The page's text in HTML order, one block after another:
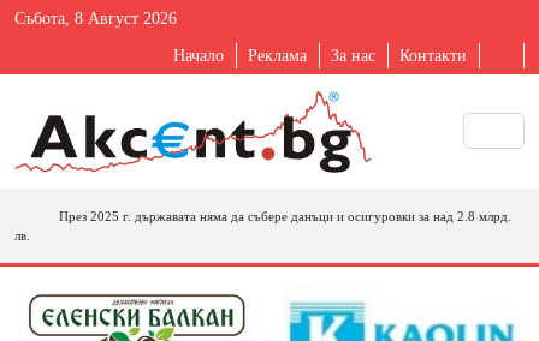
Събота, 8 Август 2026
Начало Реклама За нас Контакти
През 2025 г. държавата няма да събере данъци и осигуровки за над 2.8 млрд.
лв.